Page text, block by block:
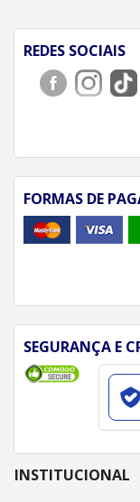
REDES SOCIAIS
FORMAS DE
SEGURANÇA E
FORMAS DE
PAGAMENTO
INSTITUCIONAL